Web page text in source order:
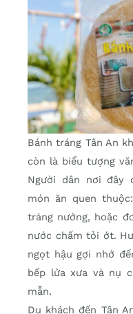
Bánh tráng Tân An
còn là biểu tượng
Người dân nơi đây
món ăn quen
tráng nướng, hoặc
nước chấm tỏi ớt.
ngọt hậu gợi nhớ
bếp lửa xưa và nụ
mẫn.
Du khách đến Tân